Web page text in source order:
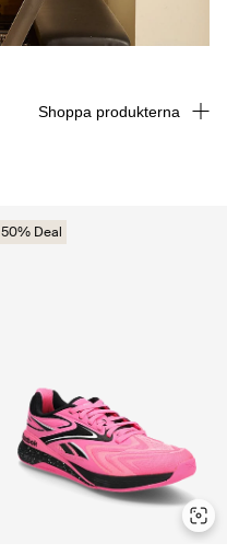
50% Deal
Shoppa produkterna